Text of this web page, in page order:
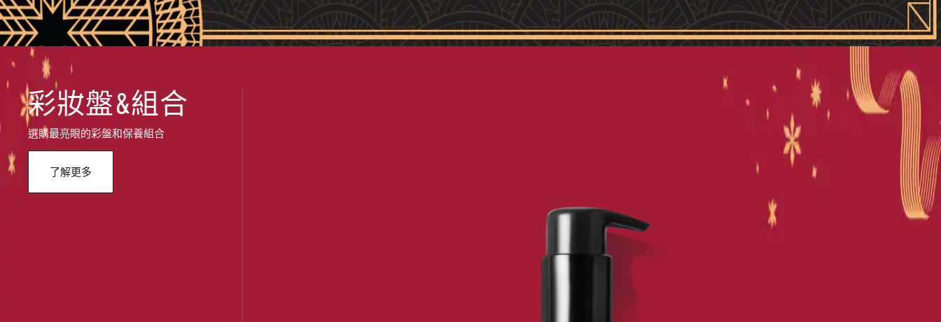
彩妝盤&組合
選購最亮眼的彩盤和保養組合
了解更多